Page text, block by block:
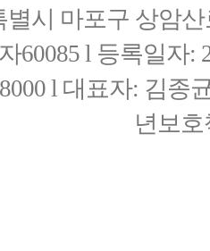
시 마포구 상암
60085 l 등록일자:
l 대표자: 김종
년보